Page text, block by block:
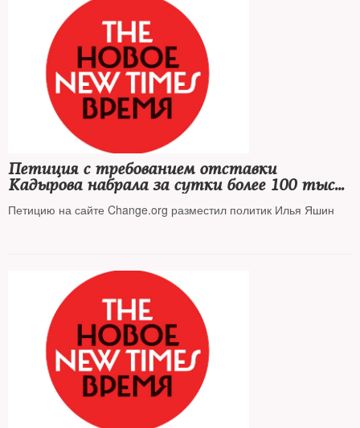
Петиция с требованием отставки
Кадырова набрала за сутки более 100 тысяч
подписей
Петицию на сайте Change.org разместил политик Илья Яшин